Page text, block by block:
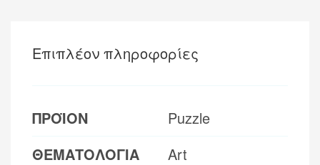
Επιπλέον πληροφορίες
ΠΡΟΪΟΝ
Puzzle
ΘΕΜΑΤΟΛΟΓΙΑ
Art